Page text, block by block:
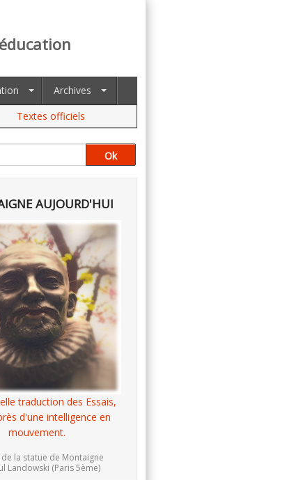
Archives
Textes officiels
AUJOURD'HUI
traduction des Essais,
d'une intelligence en
mouvement.
la statue de Montaigne
Landowski (Paris 5ème)